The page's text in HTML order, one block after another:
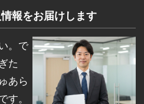
報をお届けします
。で
た
あら
す。